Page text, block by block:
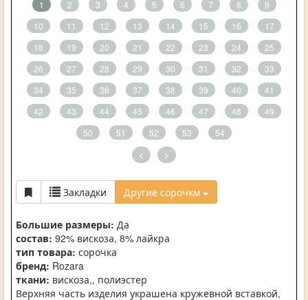
1 2 3 4 5 6 7 8
9
10
11 12 13 14 15 16
17
18
19 20 21 22 23 24
25
26
27 28 29 30 31 32
33
34
35 36 37 38 39 40
41
42
43 44 45 46 47 48
49
50
51 52 53 54
< >
Закладки Другие сорочкм
Большие размеры: Да
состав: 92% вискоза, 8% лайкра
тип товара: сорочка
бренд: Rozara
ткани: вискоза,, полиэстер
Верхняя часть изделия украшена кружевной вставкой,